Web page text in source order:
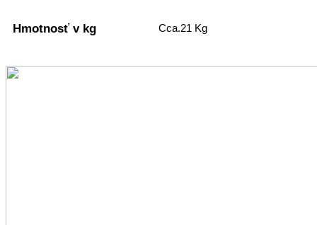
Hmotnosť v kg Cca.21 Kg